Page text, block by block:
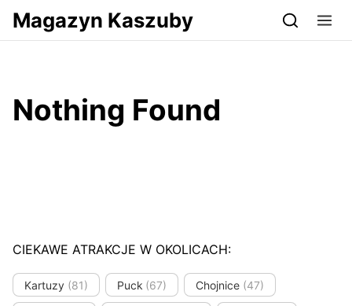
Przejdź do serwisu magazynkaszuby.pl
Magazyn Kaszuby
Nothing Found
CIEKAWE ATRAKCJE W OKOLICACH:
Kartuzy (81) Puck (67) Chojnice (47)